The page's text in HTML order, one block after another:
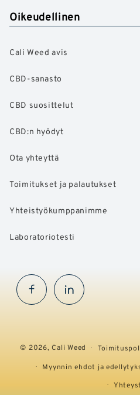
Oikeudellinen
Cali Weed avis
CBD-sanasto
CBD suosittelut
CBD:n hyödyt
Ota yhteyttä
Toimitukset ja palautukset
Yhteistyökumppanimme
Laboratoriotesti
FacebookInstaGram
© 2026,Cali Weed
Myynnin ehdot ja